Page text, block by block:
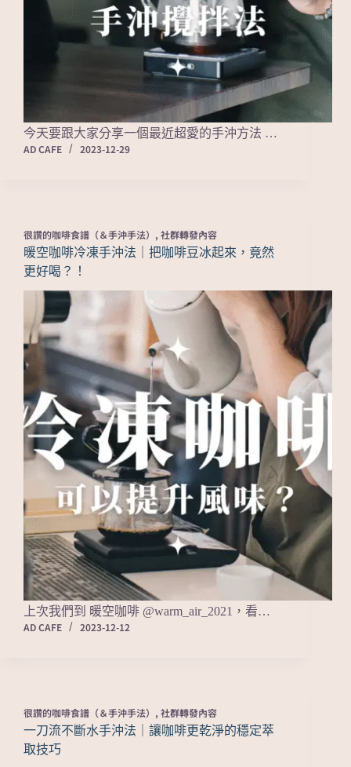
今天要跟大家分享一個最近超愛的手沖方法 …
AD CAFE
2023-12-29
很讚的咖啡食譜（＆手沖手法） , 社群轉發內容
暖空咖啡冷凍手沖法｜把咖啡豆冰起來，竟然
更好喝？！
上次我們到 暖空咖啡 @warm_air_2021，看…
AD CAFE
2023-12-12
很讚的咖啡食譜（＆手沖手法） , 社群轉發內容
一刀流不斷水手沖法｜讓咖啡更乾淨的穩定萃
取技巧